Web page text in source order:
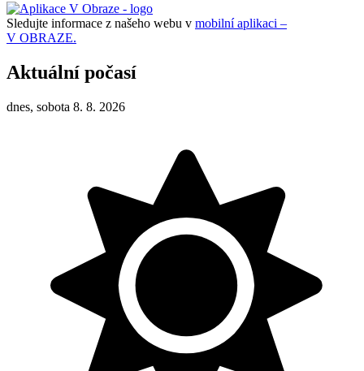
Sledujte informace z našeho webu v mobilní aplikaci –
V OBRAZE.
Aktuální počasí
dnes, sobota 8. 8. 2026